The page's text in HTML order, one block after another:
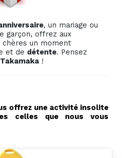
, un mariage ou
garçon, offrez aux
chères un moment
et de détente. Pensez
!
offrez une activité insolite
celles que nous vous